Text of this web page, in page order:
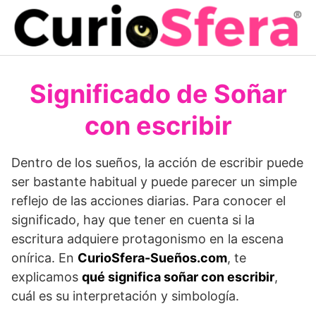
Saltar
contenido
Significado de Soñar
con escribir
Dentro de los sueños, la acción de escribir puede
ser bastante habitual y puede parecer un simple
reflejo de las acciones diarias. Para conocer el
significado, hay que tener en cuenta si la
escritura adquiere protagonismo en la escena
onírica. En CurioSfera-Sueños.com, te
explicamos qué significa soñar con escribir,
cuál es su interpretación y simbología.